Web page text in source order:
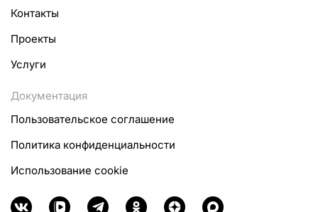
Контакты
Проекты
Услуги
Документация
Пользовательское соглашение
Политика конфиденциальности
Использование cookie